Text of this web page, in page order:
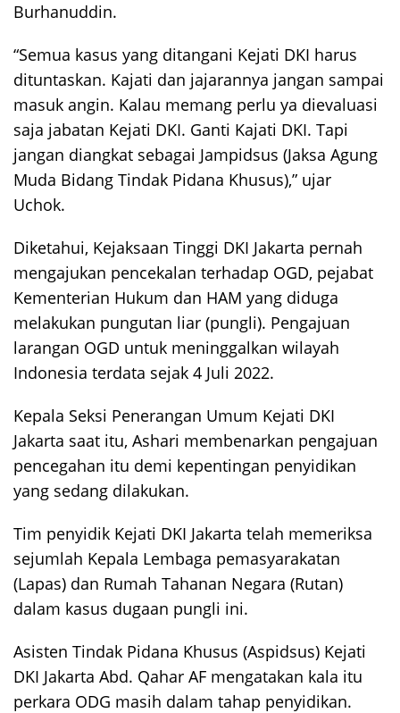
Burhanuddin.
“Semua kasus yang ditangani Kejati DKI harus
dituntaskan. Kajati dan jajarannya jangan sampai
masuk angin. Kalau memang perlu ya dievaluasi
saja jabatan Kejati DKI. Ganti Kajati DKI. Tapi
jangan diangkat sebagai Jampidsus (Jaksa Agung
Muda Bidang Tindak Pidana Khusus),” ujar
Uchok.
Diketahui, Kejaksaan Tinggi DKI Jakarta pernah
mengajukan pencekalan terhadap OGD, pejabat
Kementerian Hukum dan HAM yang diduga
melakukan pungutan liar (pungli). Pengajuan
larangan OGD untuk meninggalkan wilayah
Indonesia terdata sejak 4 Juli 2022.
Kepala Seksi Penerangan Umum Kejati DKI
Jakarta saat itu, Ashari membenarkan pengajuan
pencegahan itu demi kepentingan penyidikan
yang sedang dilakukan.
Tim penyidik Kejati DKI Jakarta telah memeriksa
sejumlah Kepala Lembaga pemasyarakatan
(Lapas) dan Rumah Tahanan Negara (Rutan)
dalam kasus dugaan pungli ini.
Asisten Tindak Pidana Khusus (Aspidsus) Kejati
DKI Jakarta Abd. Qahar AF mengatakan kala itu
perkara ODG masih dalam tahap penyidikan.